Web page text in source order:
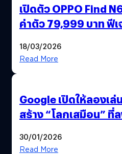
เปิดตัว OPPO Find
ค่าตัว 79,999 บาท ฟีเ
18/03/2026
Read More
Google เปิดให้ลองเล่
สร้าง “โลกเสมือน” ที่
30/01/2026
Read More